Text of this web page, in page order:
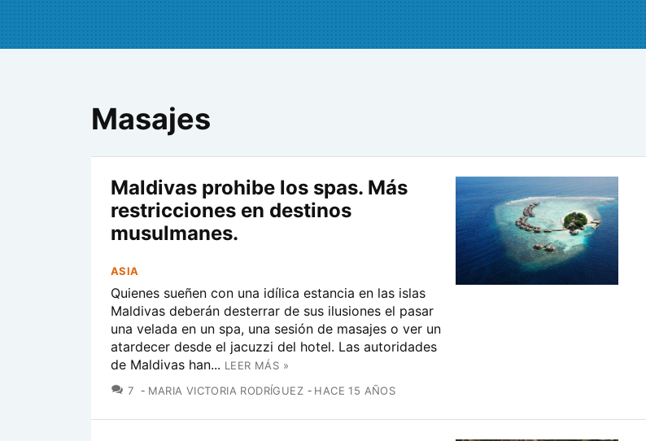
Masajes
Maldivas prohibe los spas. Más
restricciones en destinos
musulmanes.
ASIA
Quienes sueñen con una idílica estancia en las islas
Maldivas deberán desterrar de sus ilusiones el pasar
una velada en un spa, una sesión de masajes o ver un
atardecer desde el jacuzzi del hotel. Las autoridades
de Maldivas han... LEER MÁS »
7 COMENTARIOS
MARIA VICTORIA RODRÍGUEZ HACE 15 AÑOS